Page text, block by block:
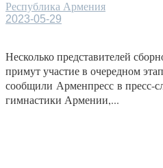
Республика Армения
2023-05-29
Несколько представителей
примут участие в очередном
сообщили Арменпресс в пресс-
гимнастики Армении,...